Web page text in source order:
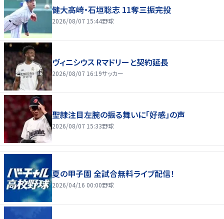
健大高崎・石垣聡志 11奪三振完投
2026/08/07 15:44野球
ヴィニシウス Rマドリーと契約延長
2026/08/07 16:19サッカー
聖隷注目左腕の振る舞いに「好感」の声
2026/08/07 15:33野球
夏の甲子園 全試合無料ライブ配信！
2026/04/16 00:00野球